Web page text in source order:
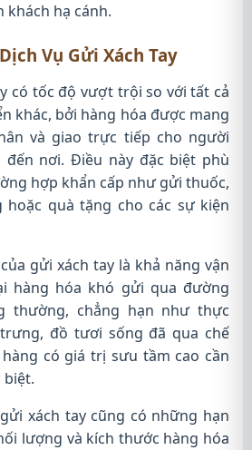
khách hạ cánh.
Vụ Gửi Xách Tay
có tốc độ vượt trội so với tất cả
khác, bởi hàng hóa được mang
và giao trực tiếp cho người
đến nơi. Điều này đặc biệt phù
hợp khẩn cấp như gửi thuốc,
quà tặng cho các sự kiện
gửi xách tay là khả năng vận
hàng hóa khó gửi qua đường
thường, chẳng hạn như thực
đồ tươi sống đã qua chế
có giá trị sưu tầm cao cần
biệt.
xách tay cũng có những hạn
lượng và kích thước hàng hóa